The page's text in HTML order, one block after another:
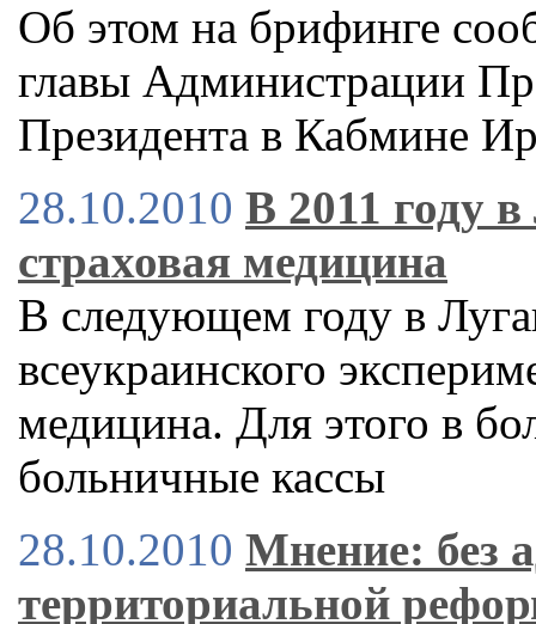
Об этом на брифинге
главы Администрации
Президента в Кабмине
28.10.2010 В 2011 году в
страховая медицина
В следующем году в
всеукраинского
медицина. Для этого в
больничные кассы
28.10.2010 Мнение: без
территориальной